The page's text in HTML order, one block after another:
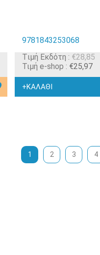
9781843253068
Tιμή Εκδότη : €28,85
Τιμή e-shop : €25,97
1 2 3 4